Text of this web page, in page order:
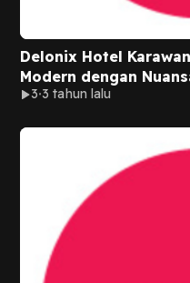
Delonix Hotel
Modern dengan
Menenangkan
3 3 tahun lalu